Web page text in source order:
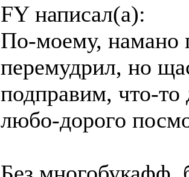
FY написал(а):
По-моему, намано
перемудрил, но
подправим, что-то
любо-дорого